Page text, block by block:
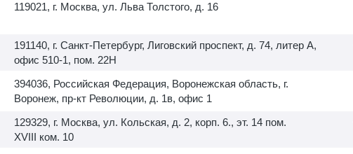
119021, г. Москва, ул. Льва Толстого, д. 16
191140, г. Санкт-Петербург, Лиговский проспект, д. 74, литер А,
офис 510-1, пом. 22Н
394036, Российская Федерация, Воронежская область, г.
Воронеж, пр-кт Революции, д. 1в, офис 1
129329, г. Москва, ул. Кольская, д. 2, корп. 6., эт. 14 пом.
XVIII ком. 10